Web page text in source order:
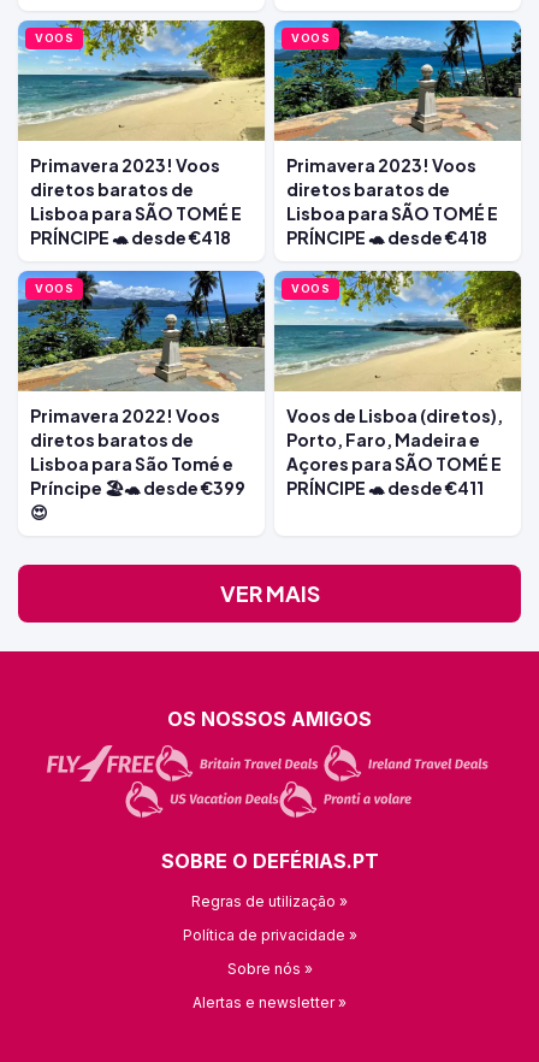
VOOS
Primavera 2023! Voos
diretos baratos de
Lisboa para SÃO TOMÉ E
PRÍNCIPE 🐢 desde €418
VOOS
Primavera 2023! Voos
diretos baratos de
Lisboa para SÃO TOMÉ E
PRÍNCIPE 🐢 desde €418
VOOS
Primavera 2022! Voos
diretos baratos de
Lisboa para São Tomé e
Príncipe 🏖️🐢 desde €399
😍
VOOS
Voos de Lisboa (diretos),
Porto, Faro, Madeira e
Açores para SÃO TOMÉ E
PRÍNCIPE 🐢 desde €411
VER MAIS
OS NOSSOS AMIGOS
SOBRE O DEFÉRIAS.PT
Regras de utilização »
Política de privacidade »
Sobre nós »
Alertas e newsletter »